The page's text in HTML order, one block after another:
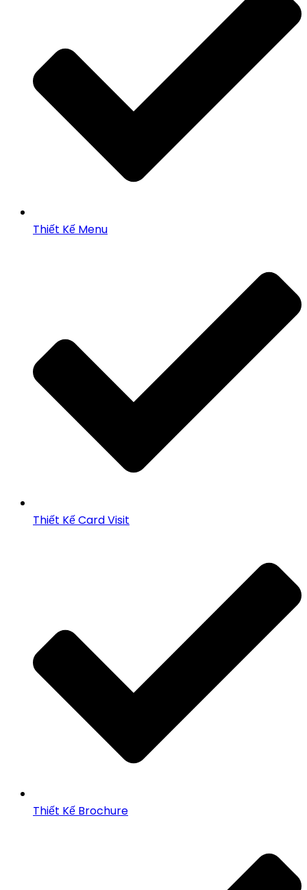
Thiết Kế Menu
Thiết Kế Card Visit
Thiết Kế Brochure